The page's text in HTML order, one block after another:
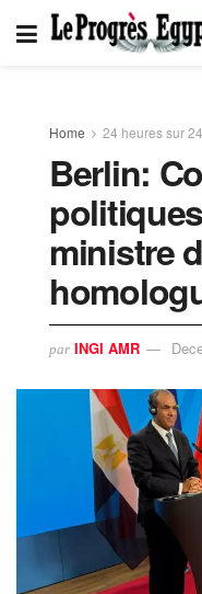
Home 24 heures sur 24
Berlin:
ministre
par INGI AMR